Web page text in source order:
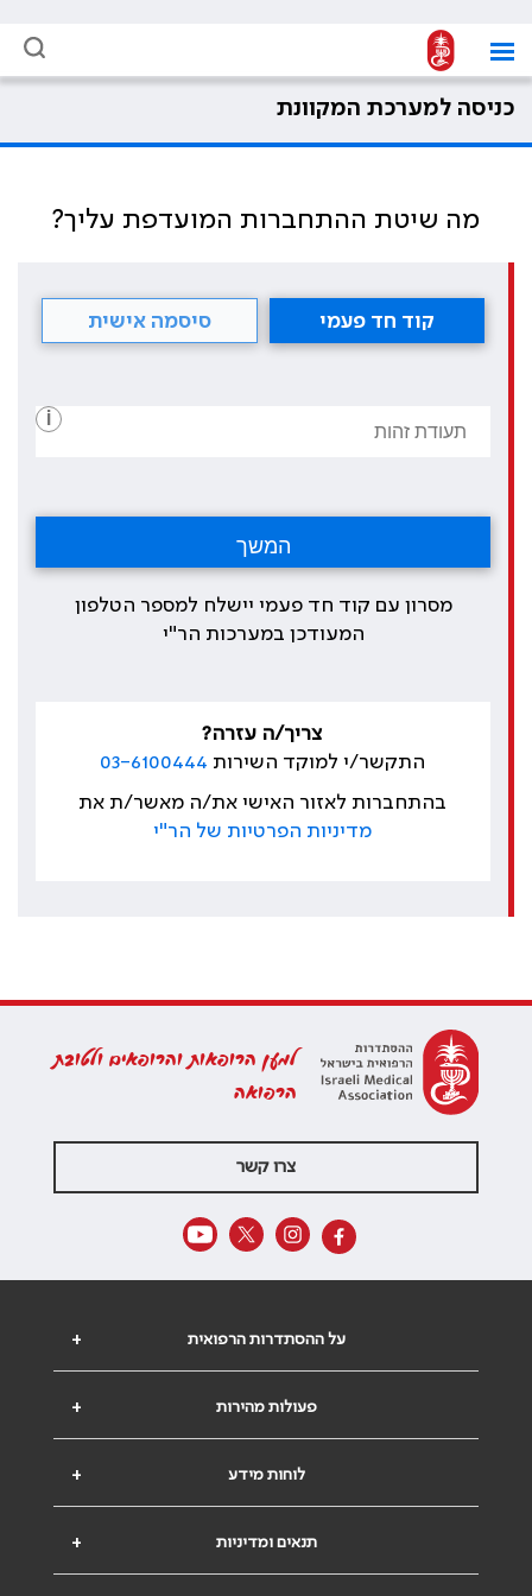
כניסה למערכת המקוונת
מה שיטת ההתחברות המועדפת עליך?
קוד חד פעמי סיסמה אישית
i
מסרון עם קוד חד פעמי יישלח למספר הטלפון
המעודכן במערכות הר"י
צריך/ה עזרה?
התקשר/י למוקד השירות 03-6100444
בהתחברות לאזור האישי את/ה מאשר/ת את
מדיניות הפרטיות של הר"י
למען הרופאות והרופאים ולטובת
הרפואה
צרו קשר
+ על ההסתדרות הרפואית
+ פעולות מהירות
+ לוחות מידע
+ תנאים ומדיניות